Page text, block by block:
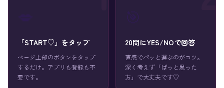
「START♡」をタップ
ページ上部のボタンをタップ
するだけ。アプリも登録も不
要です。
20問にYES/NOで回答
直感でパッと選ぶのがコツ。
深く考えず「ぱっと思った
方」で大丈夫です♡